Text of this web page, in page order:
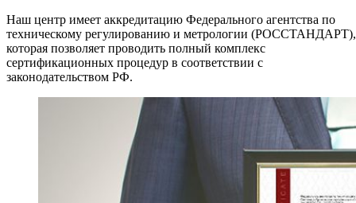
Наш центр имеет аккредитацию Федерального агентства по
техническому регулированию и метрологии (РОССТАНДАРТ),
которая позволяет проводить полный комплекс
сертификационных процедур в соответствии с
законодательством РФ.